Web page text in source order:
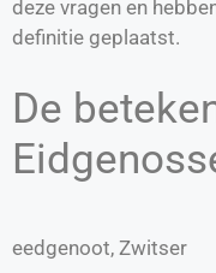
deze vragen en
definitie geplaatst.
De
eedgenoot, Zwitser